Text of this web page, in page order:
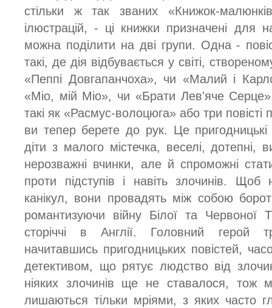
стільки ж так званих «Книжок-
ілюстрацій, - ці книжки призначені для
можна поділити на дві групи. Одна -
такі, де дія відбувається у світі,
«Пеппі Довгапанчоха», чи «Малий і
«Міо, мій Міо», чи «Брати Лев'яче
такі як «Расмус-волоцюга» або три
ви тепер берете до рук. Це пригодницькі
діти з малого містечка, веселі, дотепні,
нерозважні вчинки, але й спроможні
проти підступів і навіть злочинів. Щоб
канікул, вони провадять між собою
романтизуючи війну Білої та
сторіччі в Англії. Головний герой
начитавшись пригодницьких повістей,
детективом, що рятує людство від
ніяких злочинів ще не ставалося, тож
лишаються тільки мріями, з яких часто